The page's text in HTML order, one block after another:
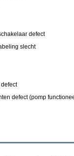
defect
slecht
defect (pomp